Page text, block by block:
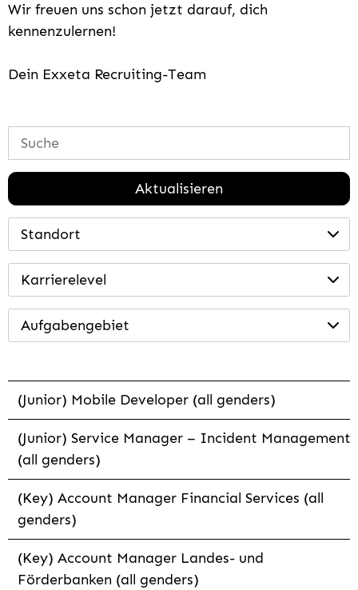
Wir freuen uns schon jetzt darauf, dich
kennenzulernen!
Dein Exxeta Recruiting-Team
Aktualisieren
Standort
Karrierelevel
Aufgabengebiet
(Junior) Mobile Developer (all genders)
(Junior) Service Manager – Incident Management
(all genders)
(Key) Account Manager Financial Services (all
genders)
(Key) Account Manager Landes- und
Förderbanken (all genders)